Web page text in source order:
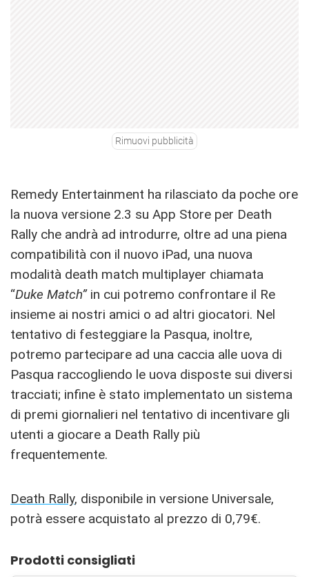
Rimuovi pubblicità
Remedy Entertainment ha rilasciato da poche ore
la nuova versione 2.3 su App Store per Death
Rally che andrà ad introdurre, oltre ad una piena
compatibilità con il nuovo iPad, una nuova
modalità death match multiplayer chiamata
“Duke Match”in cui potremo confrontare il Re
insieme ai nostri amici o ad altri giocatori. Nel
tentativo di festeggiare la Pasqua, inoltre,
potremo partecipare ad una caccia alle uova di
Pasqua raccogliendo le uova disposte sui diversi
tracciati; infine è stato implementato un sistema
di premi giornalieri nel tentativo di incentivare gli
utenti a giocare a Death Rally più
frequentemente.
Death Rally, disponibile in versione Universale,
potrà essere acquistato al prezzo di 0,79€.
Prodotti consigliati